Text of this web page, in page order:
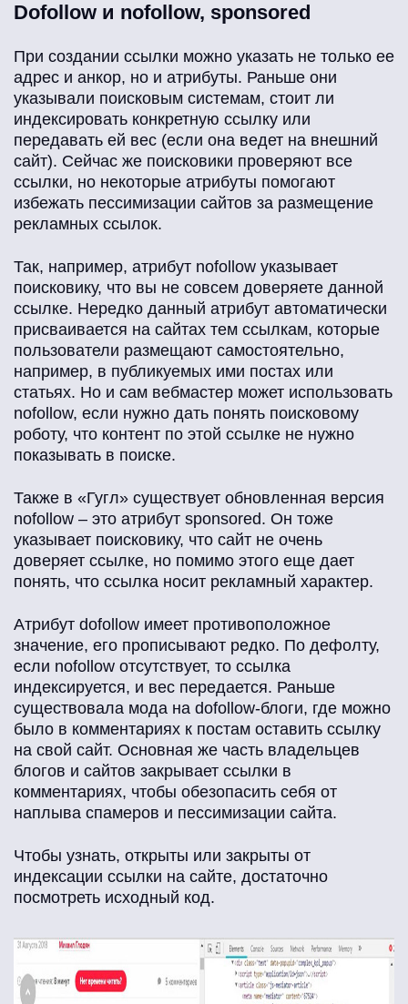
Dofollow и nofollow, sponsored
При создании ссылки можно указать не только ее
адрес и анкор, но и атрибуты. Раньше они
указывали поисковым системам, стоит ли
индексировать конкретную ссылку или
передавать ей вес (если она ведет на внешний
сайт). Сейчас же поисковики проверяют все
ссылки, но некоторые атрибуты помогают
избежать пессимизации сайтов за размещение
рекламных ссылок.
Так, например, атрибут nofollow указывает
поисковику, что вы не совсем доверяете данной
ссылке. Нередко данный атрибут автоматически
присваивается на сайтах тем ссылкам, которые
пользователи размещают самостоятельно,
например, в публикуемых ими постах или
статьях. Но и сам вебмастер может использовать
nofollow, если нужно дать понять поисковому
роботу, что контент по этой ссылке не нужно
показывать в поиске.
Также в «Гугл» существует обновленная версия
nofollow – это атрибут sponsored. Он тоже
указывает поисковику, что сайт не очень
доверяет ссылке, но помимо этого еще дает
понять, что ссылка носит рекламный характер.
Атрибут dofollow имеет противоположное
значение, его прописывают редко. По дефолту,
если nofollow отсутствует, то ссылка
индексируется, и вес передается. Раньше
существовала мода на dofollow-блоги, где можно
было в комментариях к постам оставить ссылку
на свой сайт. Основная же часть владельцев
блогов и сайтов закрывает ссылки в
комментариях, чтобы обезопасить себя от
наплыва спамеров и пессимизации сайта.
Чтобы узнать, открыты или закрыты от
индексации ссылки на сайте, достаточно
посмотреть исходный код.